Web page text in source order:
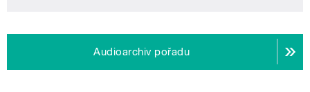
Audioarchiv pořadu